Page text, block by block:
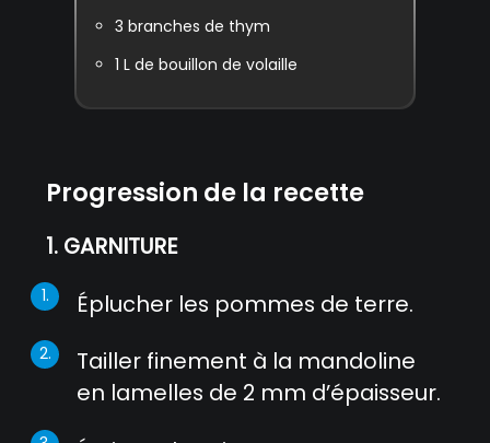
3 branches de thym
1 L de bouillon de volaille
Progression de la recette
1. GARNITURE
Éplucher les pommes de terre.
Tailler finement à la mandoline
en lamelles de 2 mm d’épaisseur.